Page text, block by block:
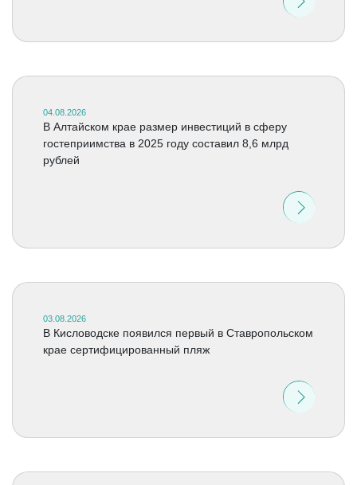
04.08.2026
В Алтайском крае размер инвестиций в сферу
гостеприимства в 2025 году составил 8,6 млрд
рублей
03.08.2026
В Кисловодске появился первый в Ставропольском
крае сертифицированный пляж